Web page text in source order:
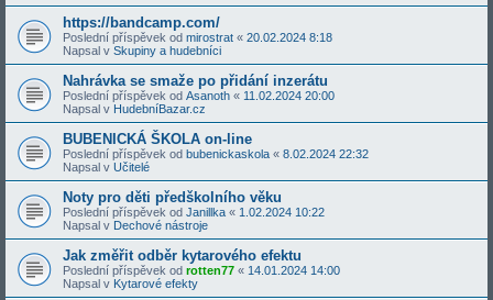
https://bandcamp.com/
Poslední příspěvek od mirostrat « 20.02.2024 8:18
Napsal v Skupiny a hudebníci
Nahrávka se smaže po přidání inzerátu
Poslední příspěvek od Asanoth « 11.02.2024 20:00
Napsal v HudebníBazar.cz
BUBENICKÁ ŠKOLA on-line
Poslední příspěvek od bubenickaskola « 8.02.2024 22:32
Napsal v Učitelé
Noty pro děti předškolního věku
Poslední příspěvek od Janillka « 1.02.2024 10:22
Napsal v Dechové nástroje
Jak změřit odběr kytarového efektu
Poslední příspěvek od rotten77 « 14.01.2024 14:00
Napsal v Kytarové efekty